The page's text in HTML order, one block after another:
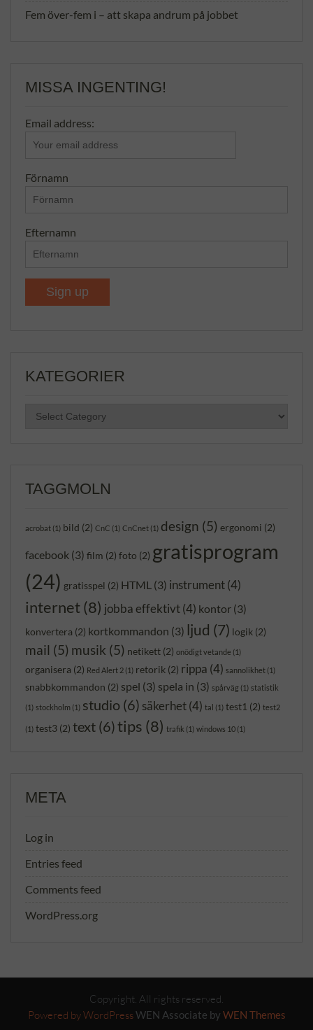
Fem över-fem i – att skapa andrum på jobbet
MISSA INGENTING!
Email address:
Förnamn
Efternamn
KATEGORIER
KATEGORIER
TAGGMOLN
acrobat (1) bild (2) CnC (1) CnCnet (1) design (5) ergonomi (2)
facebook (3) film (2) foto (2) gratisprogram
(24) gratisspel (2) HTML (3) instrument(4)
internet(8) jobba effektivt(4) kontor (3)
konvertera (2) kortkommandon (3) ljud (7) logik (2)
mail (5) musik (5) netikett (2) onödigt vetande (1)
organisera (2) Red Alert 2 (1) retorik (2) rippa (4) sannolikhet (1)
snabbkommandon (2) spel (3) spela in (3) spårväg (1) statistik
(1) stockholm (1) studio (6) säkerhet(4) tal (1) test1 (2) test2
(1) test3 (2) text (6)tips (8) trafik (1) windows 10 (1)
META
Log in
Entries feed
Comments feed
WordPress.org
Copyright. All rights reserved.
Powered by WordPressWEN Associate by WEN Themes